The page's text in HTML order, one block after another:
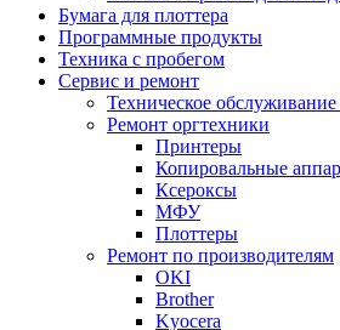
Бумага для плоттера
Программные продукты
Техника с пробегом
Сервис и ремонт
Техническое
Ремонт оргтехники
Принтеры
Копировальные
Ксероксы
МФУ
Плоттеры
Ремонт по производителям
OKI
Brother
Kyocera